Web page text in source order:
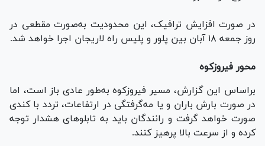
در صورت افزایش ترافیک، این محدودیت به‌صورت مقطعی در
روز جمعه ۱۸ آبان بین پلور و پلیس راه لاریجان اجرا خواهد شد.
محور فیروزکوه
براساس این گزارش، مسیر فیروزکوه به‌طور عادی باز است، اما
در صورت بارش باران و یا مه‌گرفتگی در ارتفاعات، تردد با کندی
صورت خواهد گرفت و رانندگان باید به تابلو‌های هشدار توجه
کرده و از سرعت بالا پرهیز کنند.